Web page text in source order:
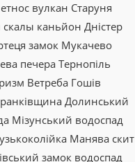
етнос вулкан Старуня
скалы каньйон Дністер
замок Мукачево
печера Тернопіль
Ветреба Гошів
Долинський
Мізунський водоспад
Манява скит
замок водоспад